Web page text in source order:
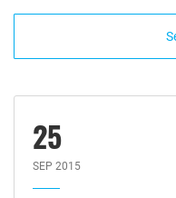
25
SEP 2015